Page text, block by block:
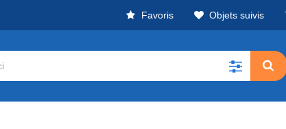
Favoris Objets suivis